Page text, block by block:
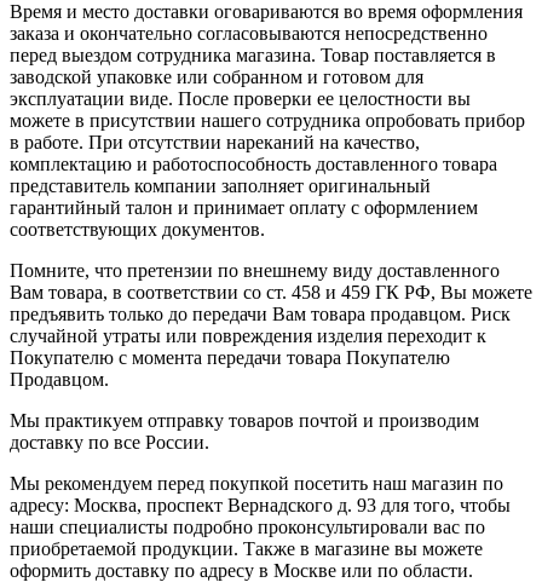
Время и место доставки оговариваются во время оформления
заказа и окончательно согласовываются непосредственно
перед выездом сотрудника магазина. Товар поставляется в
заводской упаковке или собранном и готовом для
эксплуатации виде. После проверки ее целостности вы
можете в присутствии нашего сотрудника опробовать прибор
в работе. При отсутствии нареканий на качество,
комплектацию и работоспособность доставленного товара
представитель компании заполняет оригинальный
гарантийный талон и принимает оплату с оформлением
соответствующих документов.
Помните, что претензии по внешнему виду доставленного
Вам товара, в соответствии со ст. 458 и 459 ГК РФ, Вы можете
предъявить только до передачи Вам товара продавцом. Риск
случайной утраты или повреждения изделия переходит к
Покупателю с момента передачи товара Покупателю
Продавцом.
Мы практикуем отправку товаров почтой и производим
доставку по все России.
Мы рекомендуем перед покупкой посетить наш магазин по
адресу: Москва, проспект Вернадского д. 93 для того, чтобы
наши специалисты подробно проконсультировали вас по
приобретаемой продукции. Также в магазине вы можете
оформить доставку по адресу в Москве или по области.